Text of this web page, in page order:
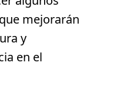
mejorarán
y
en el